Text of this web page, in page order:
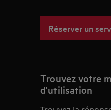
Réserver un
Trouvez votre
d'utilisation